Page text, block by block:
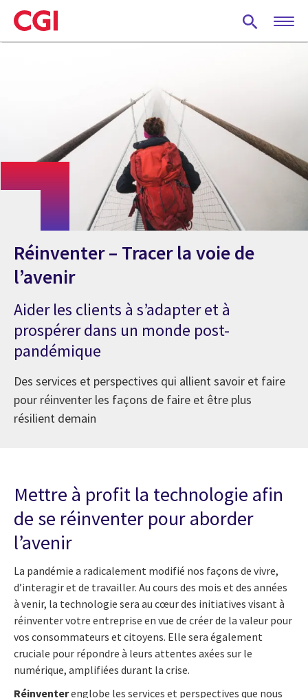
Skip
to
main
Réinventer – Tracer la voie de
l’avenir
Aider les clients à s’adapter et à
prospérer dans un monde post-
pandémique
Des services et perspectives qui allient savoir et faire
pour réinventer les façons de faire et être plus
résilient demain
Mettre à profit la technologie afin
de se réinventer pour aborder
l’avenir
La pandémie a radicalement modifié nos façons de vivre,
d’interagir et de travailler. Au cours des mois et des années
à venir, la technologie sera au cœur des initiatives visant à
réinventer votre entreprise en vue de créer de la valeur pour
vos consommateurs et citoyens. Elle sera également
cruciale pour répondre à leurs attentes axées sur le
numérique, amplifiées durant la crise.
Réinventerenglobe les services et perspectives que nous